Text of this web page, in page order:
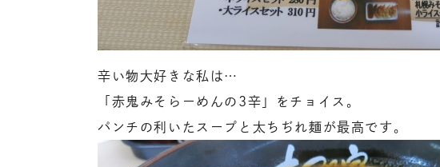
辛い物大好きな私は…
「赤鬼みそらーめんの3辛」をチョイス。
パンチの利いたスープと太ちぢれ麺が最高です。